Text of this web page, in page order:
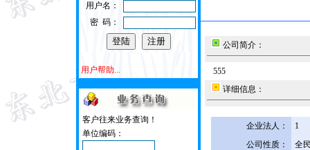
用户名：
密 码：
用户帮助...
客户往来业务查询！
单位编码：
公司简介：
555
详细信息：
企业法人：
1
公司性质：
全